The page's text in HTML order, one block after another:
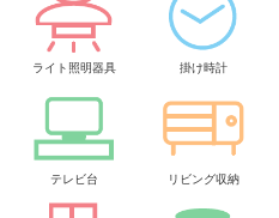
ライト照明器具 掛け時計
テレビ台 リビング収納